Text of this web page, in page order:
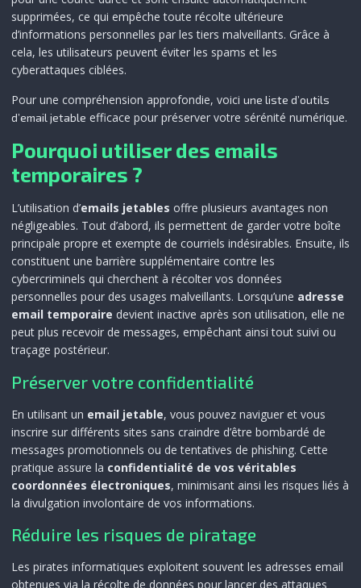
supprimées, ce qui empêche toute récolte ultérieure
d’informations personnelles par les tiers malveillants. Grâce à
cela, les utilisateurs peuvent éviter les spams et les
cyberattaques ciblées.
Pour une compréhension approfondie, voici une liste d’outils
d’email jetable efficace pour préserver votre sérénité numérique.
Pourquoi utiliser des emails
temporaires ?
L’utilisation d’emails jetables offre plusieurs avantages non
négligeables. Tout d’abord, ils permettent de garder votre boîte
principale propre et exempte de courriels indésirables. Ensuite, ils
constituent une barrière supplémentaire contre les
cybercriminels qui cherchent à récolter vos données
personnelles pour des usages malveillants. Lorsqu’une adresse
email temporaire devient inactive après son utilisation, elle ne
peut plus recevoir de messages, empêchant ainsi tout suivi ou
traçage postérieur.
Préserver votre confidentialité
En utilisant un email jetable, vous pouvez naviguer et vous
inscrire sur différents sites sans craindre d’être bombardé de
messages promotionnels ou de tentatives de phishing. Cette
pratique assure la confidentialité de vos véritables
coordonnées électroniques, minimisant ainsi les risques liés à
la divulgation involontaire de vos informations.
Réduire les risques de piratage
Les pirates informatiques exploitent souvent les adresses email
obtenues via la récolte de données pour lancer des attaques